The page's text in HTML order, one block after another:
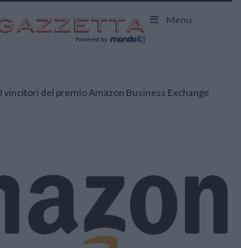
Menu
I vincitori del premio Amazon Business Exchange